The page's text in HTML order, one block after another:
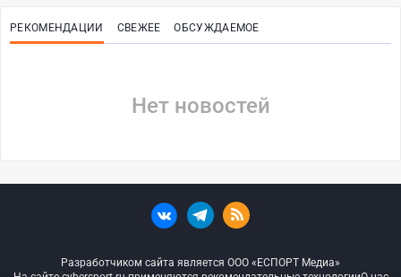
РЕКОМЕНДАЦИИ СВЕЖЕЕ ОБСУЖДАЕМОЕ
Нет новостей
Разработчиком сайта является ООО «ЕСПОРТ Медиа»